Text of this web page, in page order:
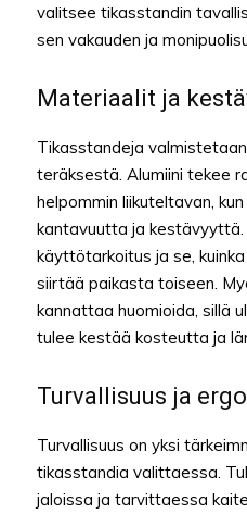
valitsee tikasstandin
sen vakauden ja
Materiaalit ja
Tikasstandeja
teräksestä. Alumiini tekee
helpommin liikuteltavan,
kantavuutta ja
käyttötarkoitus ja se,
siirtää paikasta toiseen.
kannattaa huomioida, sillä
tulee kestää kosteutta ja
Turvallisuus ja
Turvallisuus on yksi
tikasstandia valittaessa.
jaloissa ja tarvittaessa